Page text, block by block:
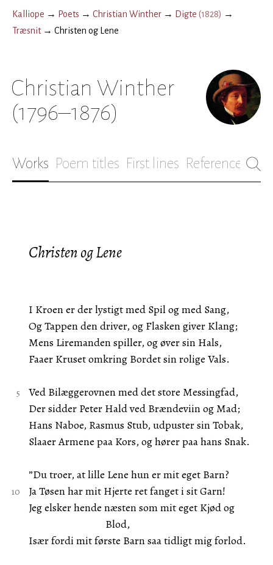
Kalliope → Poets → Christian Winther → Digte (1828) →
Træsnit→ Christen og Lene
Christian Winther
(1796–1876)
Works Poem titles First lines References
Christen og Lene
I Kroen er der lystigt med Spil og med Sang,
Og Tappen den driver, og Flasken giver Klang;
Mens Liremanden spiller, og øver sin Hals,
Faaer Kruset omkring Bordet sin rolige Vals.
Ved Bilæggerovnen med det store Messingfad,
Der sidder Peter Hald ved Brændeviin og Mad;
Hans Naboe, Rasmus Stub, udpuster sin Tobak,
Slaaer Armene paa Kors, og hører paa hans Snak.
”Du troer, at lille Lene hun er mit eget Barn?
Ja Tøsen har mit Hjerte ret fanget i sit Garn!
Jeg elsker hende næsten som mit eget Kjød og
Blod,
Især fordi mit første Barn saa tidligt mig forlod.